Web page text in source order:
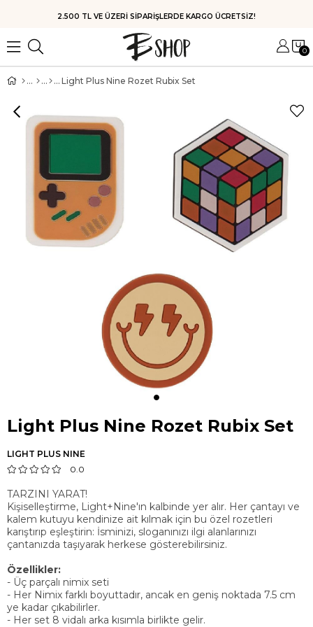
HIZLI KARGO
0
Light Plus Nine Rozet Rubix Set
Light Plus Nine Rozet Rubix Set
LIGHT PLUS NINE
0.0
TARZINI YARAT!
Kişiselleştirme, Light+Nine'ın kalbinde yer alır. Her çantayı ve
kalem kutuyu kendinize ait kılmak için bu özel rozetleri
karıştırıp eşleştirin: İsminizi, sloganınızı ilgi alanlarınızı
çantanızda taşıyarak herkese gösterebilirsiniz.
Özellikler:
- Üç parçalı nimix seti
- Her Nimix farklı boyuttadır, ancak en geniş noktada 7.5 cm
ye kadar çıkabilirler.
- Her set 8 vidalı arka kısımla birlikte gelir.